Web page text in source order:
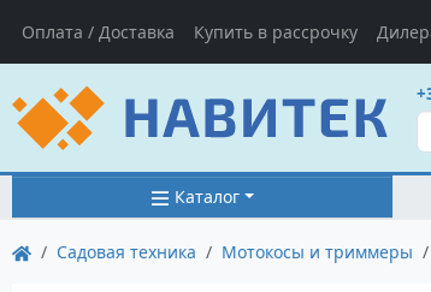
Оплата / Доставка Купить в рассрочку
Каталог
Садовая техника Мотокосы и триммеры